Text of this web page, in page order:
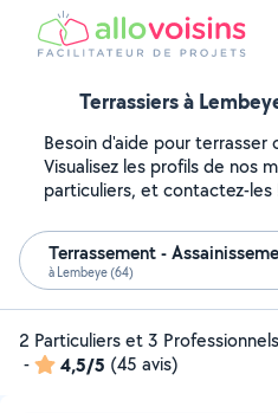
Terrassiers à
Besoin d'aide pour terrasser
Visualisez les profils de nos
particuliers, et contactez-les
Terrassement -
à Lembeye (64)
2 Particuliers et 3
-
4,5/5 (45 avis)